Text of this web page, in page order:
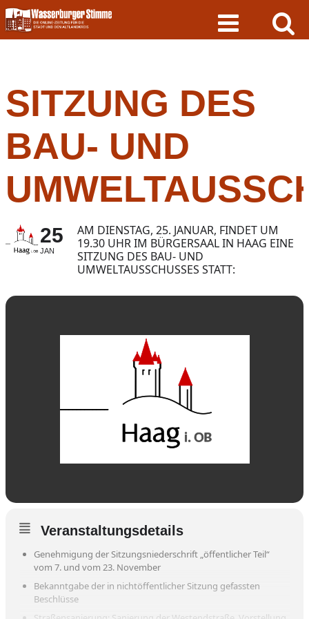
Skip
to
content
SITZUNG DES
BAU- UND
25
JAN
AM DIENSTAG, 25. JANUAR, FINDET UM
19.30 UHR IM BÜRGERSAAL IN HAAG EINE
SITZUNG DES BAU- UND
UMWELTAUSSCHUSSES STATT:
Veranstaltungsdetails
Genehmigung der Sitzungsniederschrift „öffentlicher Teil“
vom 7. und vom 23. November
Bekanntgabe der in nichtöffentlicher Sitzung gefassten
Beschlüsse